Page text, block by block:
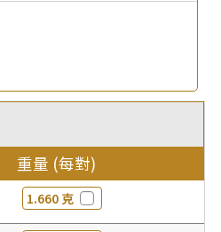
重量 (每對)
1.660 克